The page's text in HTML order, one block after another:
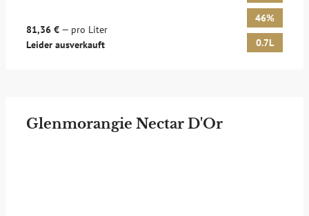
81,36 € — pro Liter
Leider ausverkauft
46%
0.7L
Glenmorangie Nectar D'Or